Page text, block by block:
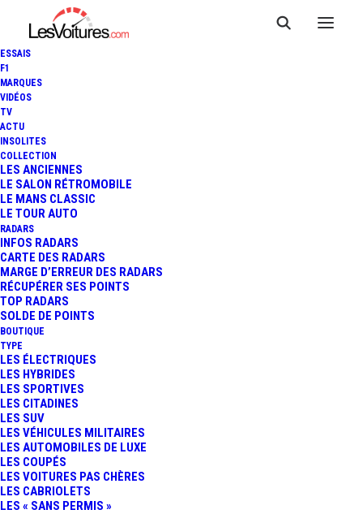
ESSAIS
F1
MARQUES
VIDÉOS
TV
ACTU
INSOLITES
COLLECTION
LES ANCIENNES
LE SALON RÉTROMOBILE
LE MANS CLASSIC
LE TOUR AUTO
RADARS
INFOS RADARS
CARTE DES RADARS
MARGE D’ERREUR DES RADARS
RÉCUPÉRER SES POINTS
TOP RADARS
SOLDE DE POINTS
BOUTIQUE
TYPE
LES ÉLECTRIQUES
LES HYBRIDES
LES SPORTIVES
LES CITADINES
LES SUV
LES VÉHICULES MILITAIRES
LES AUTOMOBILES DE LUXE
LES COUPÉS
LES VOITURES PAS CHÈRES
LES CABRIOLETS
LES « SANS PERMIS »
TOUR AUTO : LA LANCIA
FLAVIA COUPÉ S'ÉLANCE